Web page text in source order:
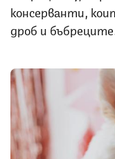
консерванти,
дроб и